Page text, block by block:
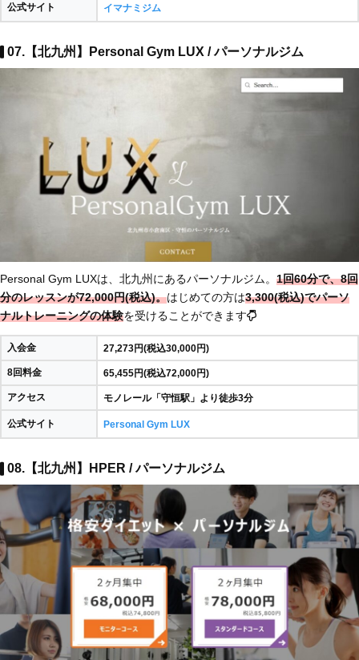
公式サイト イマナミジム
07.【北九州】Personal Gym LUX / パーソナルジム
Personal Gym LUXは、北九州にあるパーソナルジム。 1回60分で、8回
分のレッスンが72,000円(税込)。はじめての方は3,300(税込)でパーソ
ナルトレーニングの体験を受けることができます
入会金 27,273円(税込30,000円)
8回料金 65,455円(税込72,000円)
アクセス モノレール「守恒駅」より徒歩3分
公式サイト Personal Gym LUX
08.【北九州】HPER / パーソナルジム